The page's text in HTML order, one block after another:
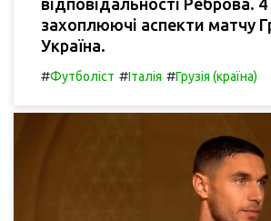
відповідальності Реброва. 4
захоплюючі аспекти матчу
Україна.
#Футболіст #Італія #Грузія (країна)